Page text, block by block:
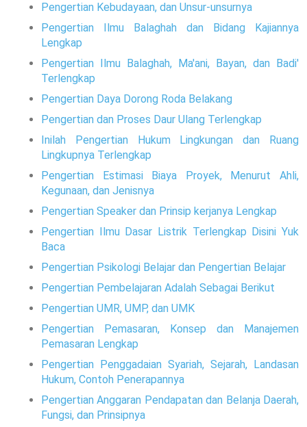
Pengertian Kebudayaan, dan Unsur-unsurnya
Pengertian Ilmu Balaghah dan Bidang Kajiannya
Lengkap
Pengertian Ilmu Balaghah, Ma'ani, Bayan, dan Badi'
Terlengkap
Pengertian Daya Dorong Roda Belakang
Pengertian dan Proses Daur Ulang Terlengkap
Inilah Pengertian Hukum Lingkungan dan Ruang
Lingkupnya Terlengkap
Pengertian Estimasi Biaya Proyek, Menurut Ahli,
Kegunaan, dan Jenisnya
Pengertian Speaker dan Prinsip kerjanya Lengkap
Pengertian Ilmu Dasar Listrik Terlengkap Disini Yuk
Baca
Pengertian Psikologi Belajar dan Pengertian Belajar
Pengertian Pembelajaran Adalah Sebagai Berikut
Pengertian UMR, UMP, dan UMK
Pengertian Pemasaran, Konsep dan Manajemen
Pemasaran Lengkap
Pengertian Penggadaian Syariah, Sejarah, Landasan
Hukum, Contoh Penerapannya
Pengertian Anggaran Pendapatan dan Belanja Daerah,
Fungsi, dan Prinsipnya